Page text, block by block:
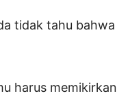
tidak tahu bahwa
harus memikirkan